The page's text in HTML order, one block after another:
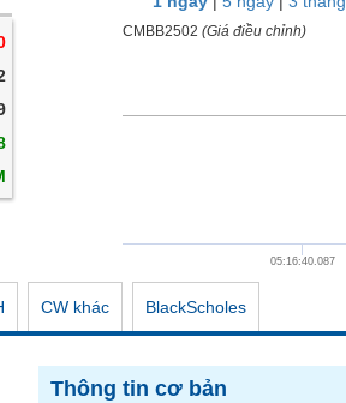
CMBB2502 (Giá điều chỉnh)
05:16:40.087
CW khác BlackScholes
Thông tin cơ bản
TƯ